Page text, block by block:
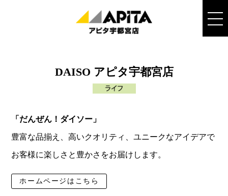
DAISO アピタ宇都宮店
「だんぜん！ダイソー」
豊富な品揃え、高いクオリティ、ユニークなアイデアで
お客様に楽しさと豊かさをお届けします。
ホームページはこちら